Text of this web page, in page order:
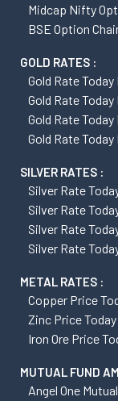
Midcap Nifty
BSE Option
GOLD RATES :
Gold Rate Today
Gold Rate Today
Gold Rate Today
Gold Rate
SILVER RATES :
Silver Rate
Silver Rate
Silver Rate
Silver Rate
METAL RATES :
Copper Price
Zinc Price Today
Iron Ore Price
MUTUAL FUND
Angel One